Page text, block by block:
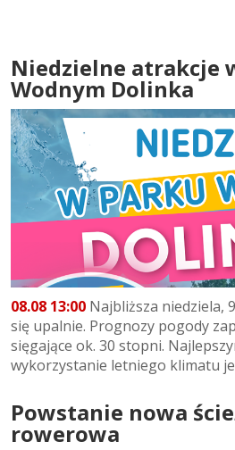
Niedzielne atrakcje
Wodnym Dolinka
08.08 13:00 Najbliższa niedziela,
się upalnie. Prognozy pogody
sięgające ok. 30 stopni.
wykorzystanie letniego klimatu
Powstanie nowa
rowerowa